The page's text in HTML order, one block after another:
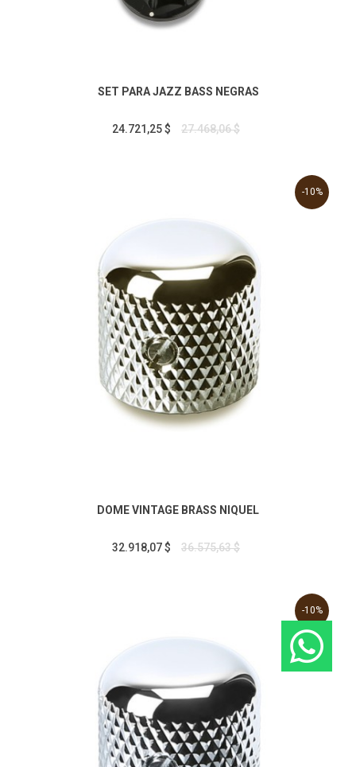
SET PARA JAZZ BASS NEGRAS
24.721,25 $ 27.468,06 $
DOME VINTAGE BRASS NIQUEL
32.918,07 $ 36.575,63 $
-10%
-10%